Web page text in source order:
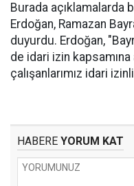
Burada açıklamalarda
Erdoğan, Ramazan
duyurdu. Erdoğan,
de idari izin
çalışanlarımız idari
HABERE YORUM KAT